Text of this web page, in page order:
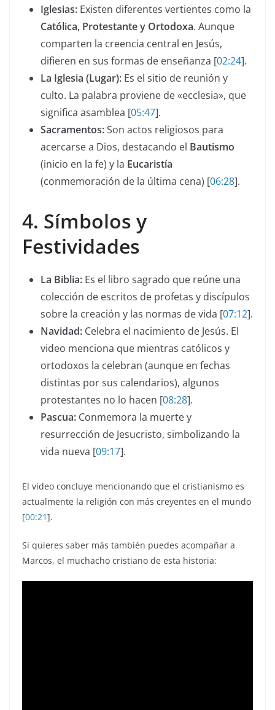
Iglesias: Existen diferentes vertientes como la
Católica, Protestante y Ortodoxa. Aunque
comparten la creencia central en Jesús,
difieren en sus formas de enseñanza [02:24].
La Iglesia (Lugar): Es el sitio de reunión y
culto. La palabra proviene de «ecclesia», que
significa asamblea [05:47].
Sacramentos:Son actos religiosos para
acercarse a Dios, destacando el Bautismo
(inicio en la fe) y la Eucaristía
(conmemoración de la última cena) [06:28].
4. Símbolos y
Festividades
La Biblia: Es el libro sagrado que reúne una
colección de escritos de profetas y discípulos
sobre la creación y las normas de vida [07:12].
Navidad: Celebra el nacimiento de Jesús. El
video menciona que mientras católicos y
ortodoxos la celebran (aunque en fechas
distintas por sus calendarios), algunos
protestantes no lo hacen [08:28].
Pascua: Conmemora la muerte y
resurrección de Jesucristo, simbolizando la
vida nueva [09:17].
El video concluye mencionando que el cristianismo es
actualmente la religión con más creyentes en el mundo
[00:21].
Si quieres saber más también puedes acompañar a
Marcos, el muchacho cristiano de esta historia: